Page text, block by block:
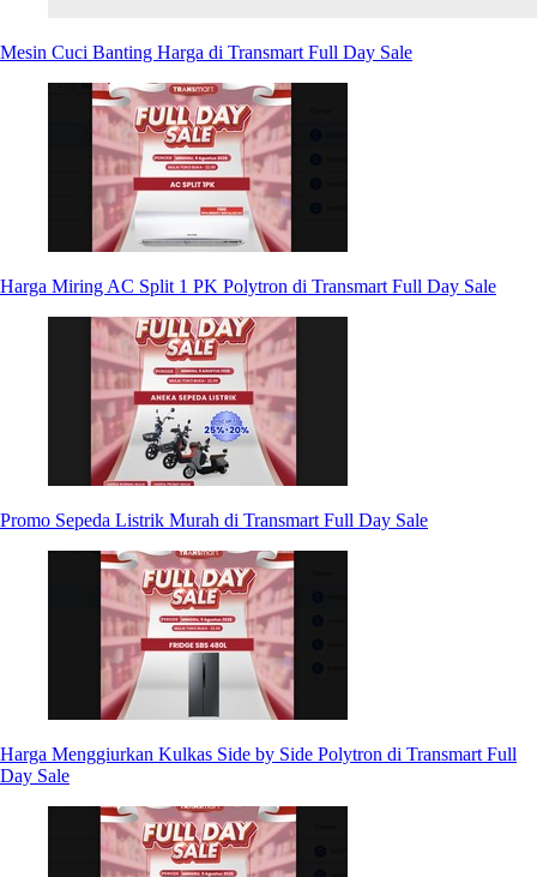
Mesin Cuci Banting Harga di Transmart Full Day Sale
Harga Miring AC Split 1 PK Polytron di Transmart Full Day Sale
Promo Sepeda Listrik Murah di Transmart Full Day Sale
Harga Menggiurkan Kulkas Side by Side Polytron di Transmart Full
Day Sale